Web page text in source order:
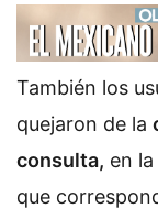
También los
quejaron de la
consulta, en
que